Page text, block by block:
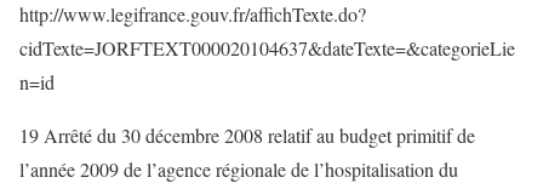
http://www.legifrance.gouv.fr/affichTexte.do?
cidTexte=JORFTEXT000020104637&dateTexte=&categorieLie
n=id
19 Arrêté du 30 décembre 2008 relatif au budget primitif de
l’année 2009 de l’agence régionale de l’hospitalisation du